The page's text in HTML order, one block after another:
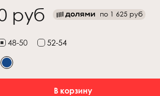
руб по 1 625 руб
48-50 52-54
В корзину